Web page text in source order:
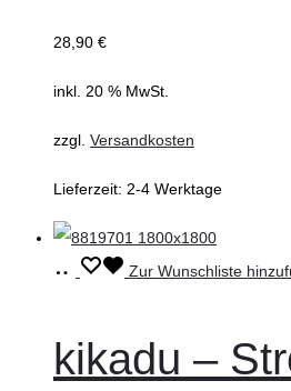
28,90 €
inkl. 20 % MwSt.
zzgl. Versandkosten
Lieferzeit: 2-4 Werktage
In
Zur Wunschliste
kikadu –